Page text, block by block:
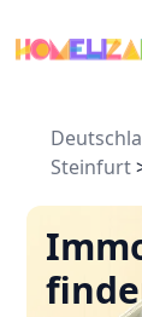
Steinfurt